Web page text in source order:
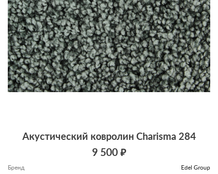
Акустический ковролин Charisma 284
9 500 ₽
Бренд
Edel Group